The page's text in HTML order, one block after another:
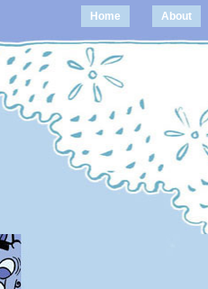
Home About